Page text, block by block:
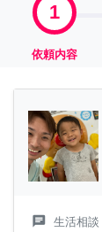
1
依頼内容
chat 生活相談